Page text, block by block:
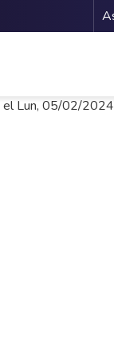
elLun, 05/02/